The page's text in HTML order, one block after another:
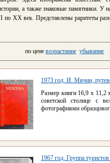
а также знаковые памятники.
по XX век. Представлены раритеты
по цене возрастание убывание
1973 год. И. Мячин,
Размер книги 16,9 х 11,2
советской столице с
фотографиями
1967 год. Группа